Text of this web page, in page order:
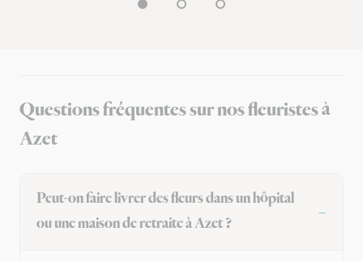
Questions fréquentes sur nos fleuristes à
Azet
Peut-on faire livrer des fleurs dans un hôpital
ou une maison de retraite à Azet ?